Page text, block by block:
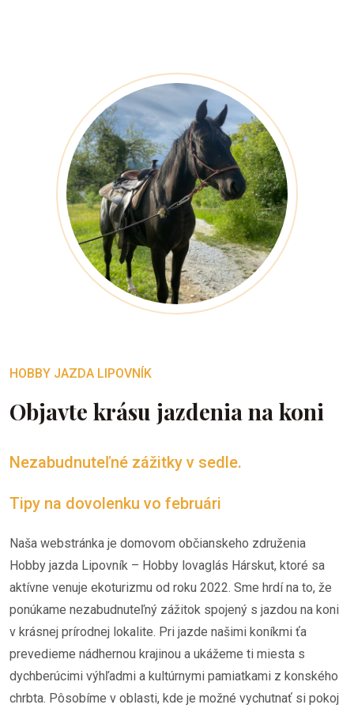
HOBBY JAZDA LIPOVNÍK
Objavte krásu jazdenia na koni
Nezabudnuteľné zážitky v sedle.
Tipy na dovolenku vo februári
Naša webstránka je domovom občianskeho združenia
Hobby jazda Lipovník – Hobby lovaglás Hárskut, ktoré sa
aktívne venuje ekoturizmu od roku 2022. Sme hrdí na to, že
ponúkame nezabudnuteľný zážitok spojený s jazdou na koni
v krásnej prírodnej lokalite. Pri jazde našimi koníkmi ťa
prevedieme nádhernou krajinou a ukážeme ti miesta s
dychberúcimi výhľadmi a kultúrnymi pamiatkami z konského
chrbta. Pôsobíme v oblasti, kde je možné vychutnať si pokoj